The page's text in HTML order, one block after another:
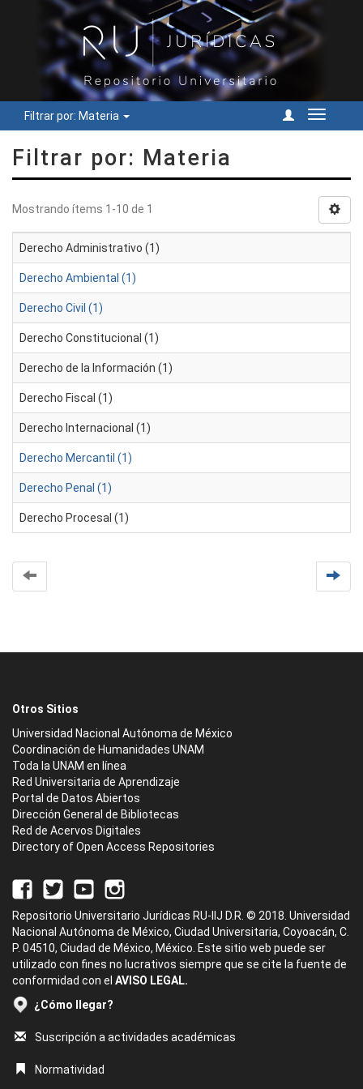
Filtrar por: Materia
Cambiar
Filtrar por: Materia
Mostrando ítems 1-10 de 1
Derecho Administrativo (1)
Derecho Ambiental (1)
Derecho Civil (1)
Derecho Constitucional (1)
Derecho de la Información (1)
Derecho Fiscal (1)
Derecho Internacional (1)
Derecho Mercantil (1)
Derecho Penal (1)
Derecho Procesal (1)
Otros Sitios
Universidad Nacional Autónoma de México
Coordinación de Humanidades UNAM
Toda la UNAM en línea
Red Universitaria de Aprendizaje
Portal de Datos Abiertos
Dirección General de Bibliotecas
Red de Acervos Digitales
Directory of Open Access Repositories
Repositorio Universitario Jurídicas RU-IIJ D.R. © 2018. Universidad
Nacional Autónoma de México, Ciudad Universitaria, Coyoacán, C.
P. 04510, Ciudad de México, México. Este sitio web puede ser
utilizado con fines no lucrativos siempre que se cite la fuente de
conformidad con el AVISO LEGAL.
¿Cómo llegar?
Suscripción a actividades académicas
Normatividad